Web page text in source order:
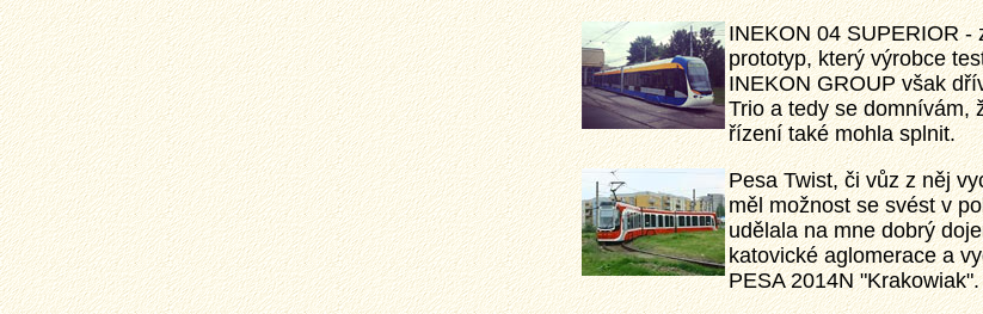
INEKON 04 SUPERIOR -
prototyp, který výrobce
INEKON GROUP však
Trio a tedy se domnívám,
řízení také mohla splnit.
Pesa Twist, či vůz z něj
měl možnost se svést v
udělala na mne dobrý
katovické aglomerace a
PESA 2014N "Krakowiak".